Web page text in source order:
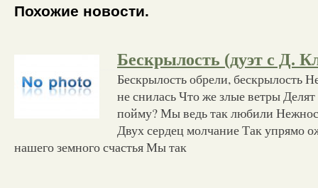
Похожие новости.
Бескрылость (дуэт с Д.
Бескрылость обрели, бескрылость
не снилась Что же злые ветры
пойму? Мы ведь так любили
Двух сердец молчание Так упрямо
нашего земного счастья Мы так